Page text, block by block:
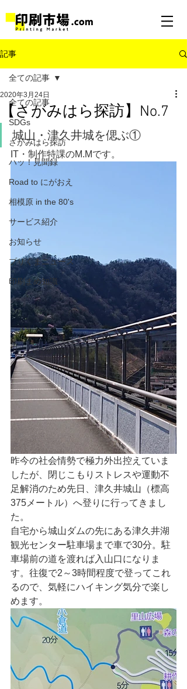
記事
全ての記事
SDGs
さがみはら探訪
ハッ！見聞録
Road to にがおえ
相模原 in the 80's
サービス紹介
お知らせ
プリくまニュース
印刷まめ知識
全ての記事
【さがみはら探訪】No.7
2020年3月24日
城山・津久井城を偲ぶ①
IT・制作特課のM.Mです。
昨今の社会情勢で極力外出控えていま
したが、閉じこもりストレスや運動不
足解消のため先日、津久井城山（標高
375メートル）へ登りに行ってきまし
た。
自宅から城山ダムの先にある津久井湖
観光センター駐車場まで車で30分。駐
車場前の道を渡れば入山口になりま
す。往復で2～3時間程度で登ってこれ
るので、気軽にハイキング気分で楽し
めます。